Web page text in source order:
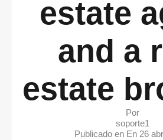
estate
and a
estate
Por
soporte1
Publicado en En 26